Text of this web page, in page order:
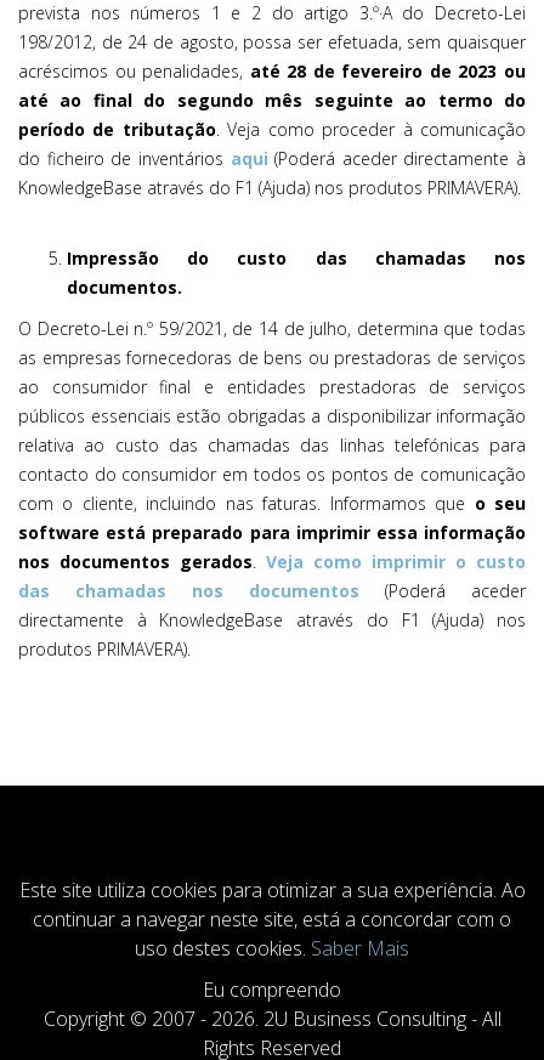
prevista nos números 1 e 2 do artigo 3.º·A do Decreto-Lei
198/2012, de 24 de agosto, possa ser efetuada, sem quaisquer
acréscimos ou penalidades, até 28 de fevereiro de 2023 ou
até ao final do segundo mês seguinte ao termo do
período de tributação. Veja como proceder à comunicação
do ficheiro de inventários aqui (Poderá aceder directamente à
KnowledgeBase através do F1 (Ajuda) nos produtos PRIMAVERA).
Impressão do custo das chamadas nos
documentos.
O Decreto-Lei n.º 59/2021, de 14 de julho, determina que todas
as empresas fornecedoras de bens ou prestadoras de serviços
ao consumidor final e entidades prestadoras de serviços
públicos essenciais estão obrigadas a disponibilizar informação
relativa ao custo das chamadas das linhas telefónicas para
contacto do consumidor em todos os pontos de comunicação
com o cliente, incluindo nas faturas. Informamos que o seu
software está preparado para imprimir essa informação
nos documentos gerados. Veja como imprimir o custo
das chamadas nos documentos (Poderá aceder
directamente à KnowledgeBase através do F1 (Ajuda) nos
produtos PRIMAVERA).
Este site utiliza cookies para otimizar a sua experiência. Ao
continuar a navegar neste site, está a concordar com o
uso destes cookies. Saber Mais
Eu compreendo
Copyright © 2007 - 2026. 2U Business Consulting - All
Rights Reserved